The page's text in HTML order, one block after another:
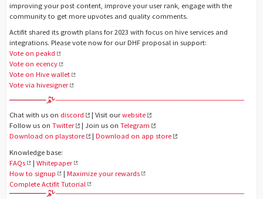
improving your post content, improve your user rank, engage with the
community to get more upvotes and quality comments.
Actifit shared its growth plans for 2023 with focus on hive services and
integrations. Please vote now for our DHF proposal in support:
Vote on peakd
Vote on ecency
Vote on Hive wallet
Vote via hivesigner
Chat with us on discord | Visit ourwebsite
Follow us on Twitter | Join us onTelegram
Download on playstore
|Download on app store
Knowledge base:
FAQs
|Whitepaper
How to signup
|Maximize your rewards
Complete Actifit Tutorial